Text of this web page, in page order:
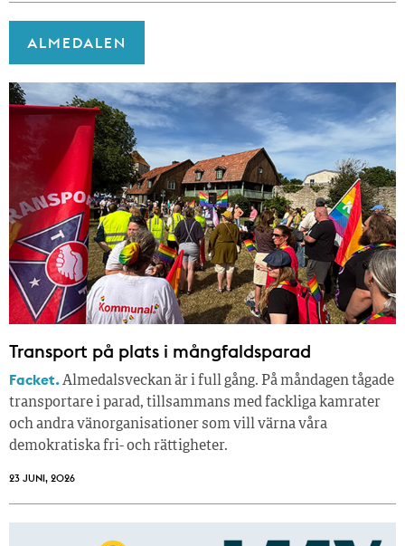
ALMEDALEN
Transport på plats i mångfaldsparad
Facket.Almedalsveckan är i full gång. På måndagen tågade
transportare i parad, tillsammans med fackliga kamrater
och andra vänorganisationer som vill värna våra
demokratiska fri- och rättigheter.
23 JUNI, 2026